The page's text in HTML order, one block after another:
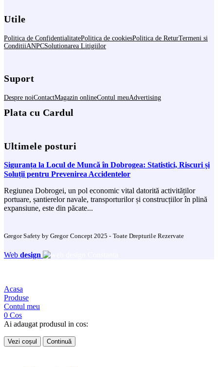
Utile
Politica de ConfidentialitatePolitica de cookiesPolitica de ReturTermeni si
ConditiiANPCSolutionarea Litigiilor
Suport
Despre noiContactMagazin onlineContul meuAdvertising
Plata cu Cardul
Ultimele posturi
Siguranța la Locul de Muncă în Dobrogea: Statistici, Riscuri și
Soluții pentru Prevenirea Accidentelor
Regiunea Dobrogei, un pol economic vital datorită activităților
portuare, șantierelor navale, transporturilor și construcțiilor în plină
expansiune, este din păcate...
Gregor Safety by Gregor Concept 2025 - Toate Drepturile Rezervate
Web design
Acasa
Produse
Contul meu
0 Cos
Ai adaugat produsul in cos:
Vezi coșul Continuă